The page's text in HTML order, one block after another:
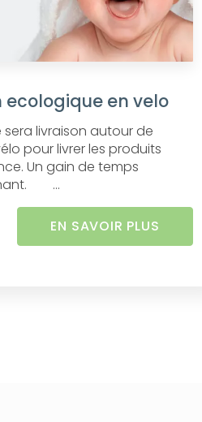
ecologique en velo
sera livraison autour de
pour livrer les produits
Un gain de temps
...
EN SAVOIR PLUS